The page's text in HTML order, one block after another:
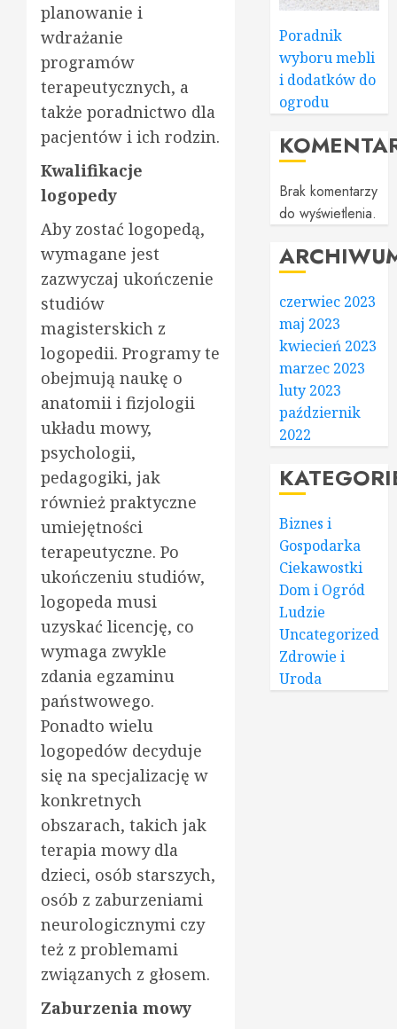
planowanie i
wdrażanie
programów
terapeutycznych, a
także poradnictwo dla
pacjentów i ich rodzin.
Kwalifikacje
logopedy
Aby zostać logopedą,
wymagane jest
zazwyczaj ukończenie
studiów
magisterskich z
logopedii. Programy te
obejmują naukę o
anatomii i fizjologii
układu mowy,
psychologii,
pedagogiki, jak
również praktyczne
umiejętności
terapeutyczne. Po
ukończeniu studiów,
logopeda musi
uzyskać licencję, co
wymaga zwykle
zdania egzaminu
państwowego.
Ponadto wielu
logopedów decyduje
się na specjalizację w
konkretnych
obszarach, takich jak
terapia mowy dla
dzieci, osób starszych,
osób z zaburzeniami
neurologicznymi czy
też z problemami
związanych z głosem.
Zaburzenia mowy
Poradnik
wyboru mebli
i dodatków do
ogrodu
Brak komentarzy
do wyświetlenia.
czerwiec 2023
maj 2023
kwiecień 2023
marzec 2023
luty 2023
październik
2022
Biznes i
Gospodarka
Ciekawostki
Dom i Ogród
Ludzie
Uncategorized
Zdrowie i
Uroda